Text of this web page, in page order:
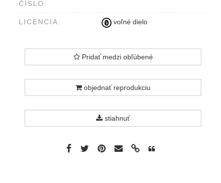
ČÍSLO:
LICENCIA: voľné dielo
Pridať medzi obľúbené
objednať reprodukciu
stiahnuť